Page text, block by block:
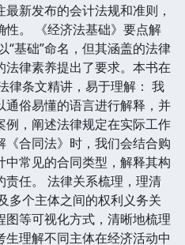
新发布的会计法规和准则，
。 《经济法基础》要点解
“基础”命名，但其涵盖的法律
律素养提出了要求。本书在
律条文精讲，易于理解： 我
通俗易懂的语言进行解释，并
例，阐述法律规定在实际工作
《合同法》时，我们会结合购
常见的合同类型，解释其构
责任。 法律关系梳理，理清
多个主体之间的权利义务关
图等可视化方式，清晰地梳理
理解不同主体在经济活动中